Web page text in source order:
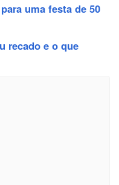
uma festa de 50
recado e o que